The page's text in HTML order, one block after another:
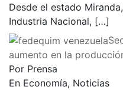
Desde el estado
Industria Nacional, […]
aumento en la
Por Prensa
En Economía, Noticias